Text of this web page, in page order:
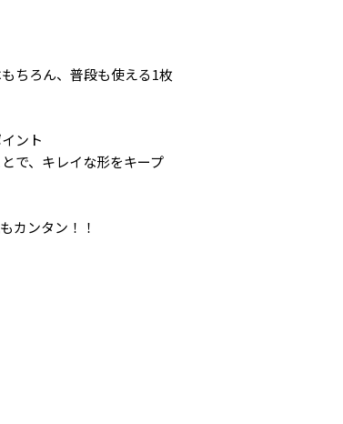
ちろん、普段も使える1枚
ント
で、キレイな形をキープ
カンタン！！